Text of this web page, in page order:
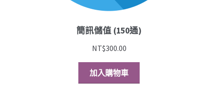
簡訊儲值 (150通)
NT$300.00
加入購物車